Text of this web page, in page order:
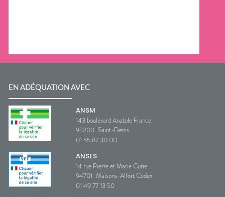
EN ADÉQUATION AVEC
ANSM
143 boulevard Anatole France
93200 Saint-Denis
01 55 87 30 00
ANSES
14 rue Pierre et Marie Curie
94701 Maisons-Alfort Cedex
01 49 77 13 50